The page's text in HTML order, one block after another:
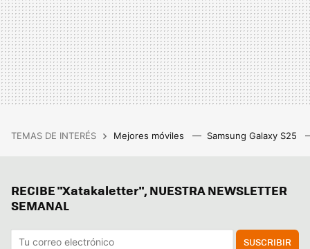
TEMAS DE INTERÉS Mejores móviles Samsung Galaxy S25
RECIBE "Xatakaletter", NUESTRA NEWSLETTER
SEMANAL
SUSCRIBIR